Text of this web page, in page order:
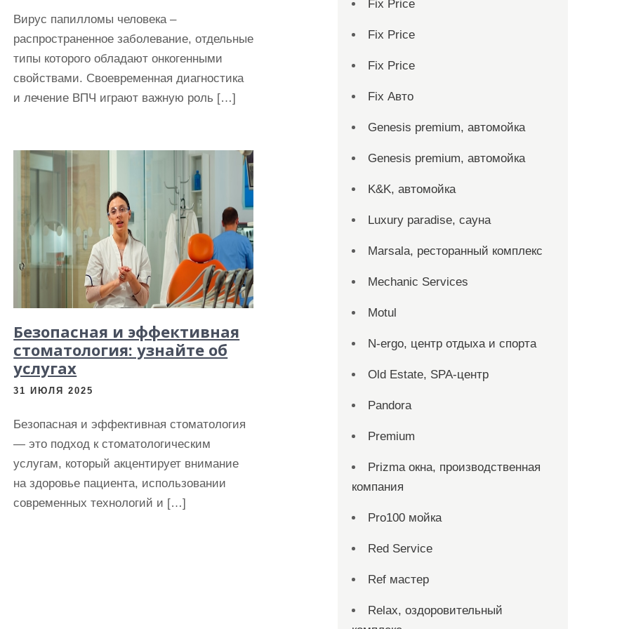
Вирус папилломы человека –
распространенное заболевание, отдельные
типы которого обладают онкогенными
свойствами. Своевременная диагностика
и лечение ВПЧ играют важную роль […]
Безопасная и эффективная
стоматология: узнайте об
услугах
31 ИЮЛЯ 2025
Безопасная и эффективная стоматология
— это подход к стоматологическим
услугам, который акцентирует внимание
на здоровье пациента, использовании
современных технологий и […]
Fix Price
Fix Price
Fix Price
Fix Авто
Genesis premium, автомойка
Genesis premium, автомойка
K&K, автомойка
Luxury paradise, сауна
Marsala, ресторанный комплекс
Mechanic Services
Motul
N-ergo, центр отдыха и спорта
Old Estate, SPA-центр
Pandora
Premium
Prizma окна, производственная
компания
Pro100 мойка
Red Service
Ref мастер
Relax, оздоровительный